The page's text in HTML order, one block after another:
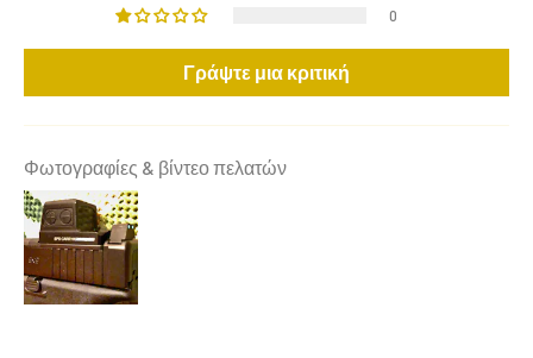
0
Γράψτε μια κριτική
Φωτογραφίες & βίντεο πελατών